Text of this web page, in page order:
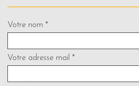
Votre nom *
Votre adresse mail *